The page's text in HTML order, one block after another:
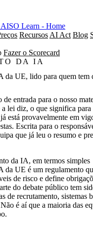
AISO Learn - Home
Recursos AI Act Blog
Fazer o Scorecard
DA IA
da UE, lido para quem tem
de entrada para o nosso
lei diz, o que significa
está provavelmente em
Escrita para o
que já leu o resumo e
da IA, em termos simples
da UE é um regulamento
de risco e define
do debate público tem
de recrutamento, sistemas
é aí que a maioria das